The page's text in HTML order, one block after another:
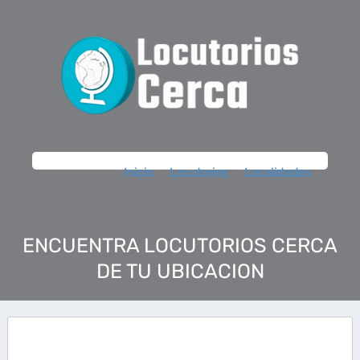
Inicio Locutorios Localidades
ENCUENTRA LOCUTORIOS CERCA
DE TU UBICACION